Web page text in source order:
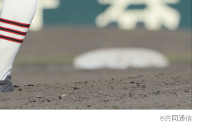
©共同通信